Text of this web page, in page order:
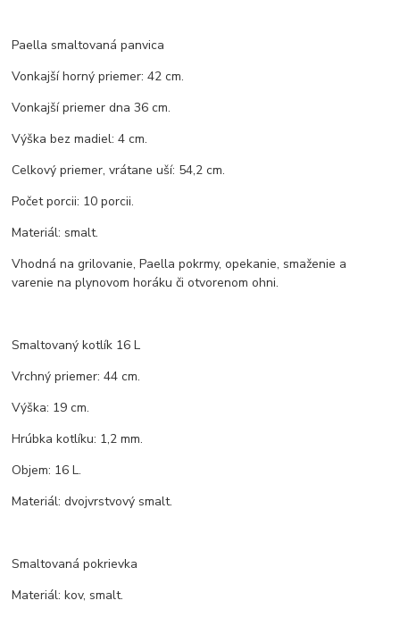
Paella smaltovaná panvica
Vonkajší horný priemer: 42 cm.
Vonkajší priemer dna 36 cm.
Výška bez madiel: 4 cm.
Celkový priemer, vrátane uší: 54,2 cm.
Počet porcii: 10 porcii.
Materiál: smalt.
Vhodná na grilovanie, Paella pokrmy, opekanie, smaženie a
varenie na plynovom horáku či otvorenom ohni.
Smaltovaný kotlík 16 L
Vrchný priemer: 44 cm.
Výška: 19 cm.
Hrúbka kotlíku: 1,2 mm.
Objem: 16 L.
Materiál: dvojvrstvový smalt.
Smaltovaná pokrievka
Materiál: kov, smalt.